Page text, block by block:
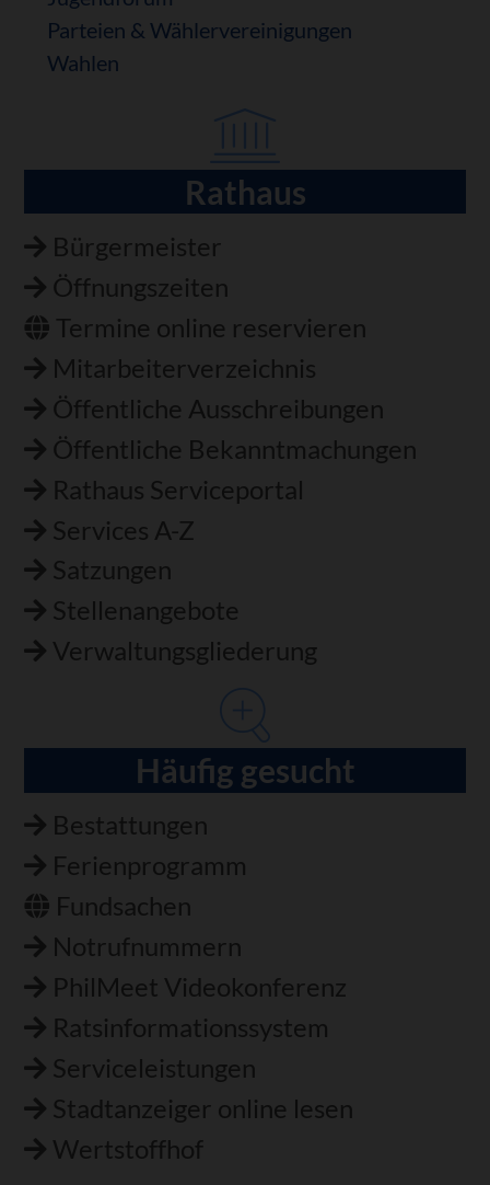
Parteien & Wählervereinigungen
Wahlen
Rathaus
Bürgermeister
Öffnungszeiten
Termine online reservieren
Mitarbeiterverzeichnis
Öffentliche Ausschreibungen
Öffentliche Bekanntmachungen
Rathaus Serviceportal
Services A-Z
Satzungen
Stellenangebote
Verwaltungsgliederung
Häufig gesucht
Bestattungen
Ferienprogramm
Fundsachen
Notrufnummern
PhilMeet Videokonferenz
Ratsinformationssystem
Serviceleistungen
Stadtanzeiger online lesen
Wertstoffhof